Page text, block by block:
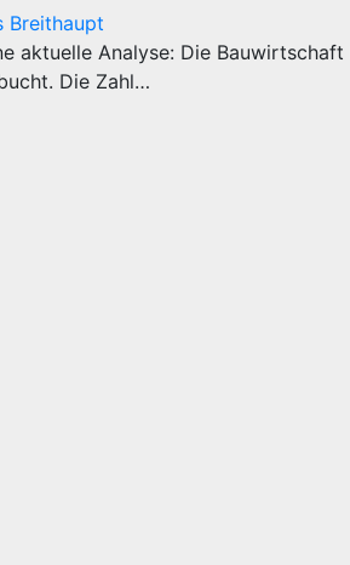
Breithaupt
aktuelle Analyse: Die
Die Zahl…